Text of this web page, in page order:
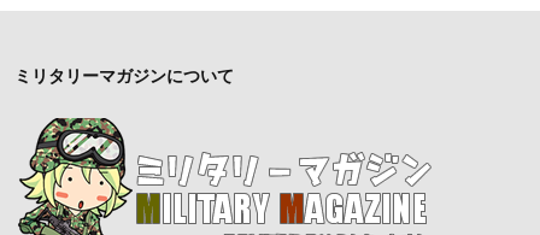
ミリタリーマガジンについて